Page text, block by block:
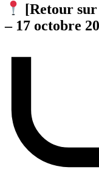
[Retour
– 17 octobre